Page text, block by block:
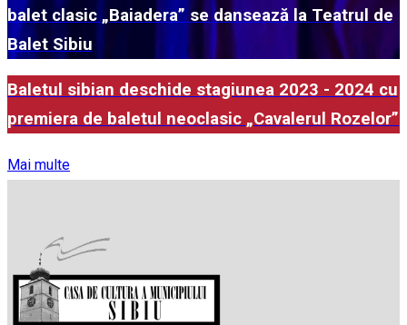
balet clasic „Baiadera” se dansează la Teatrul de
Balet Sibiu
Baletul sibian deschide stagiunea 2023 - 2024 cu
premiera de baletul neoclasic „Cavalerul Rozelor”
Mai multe